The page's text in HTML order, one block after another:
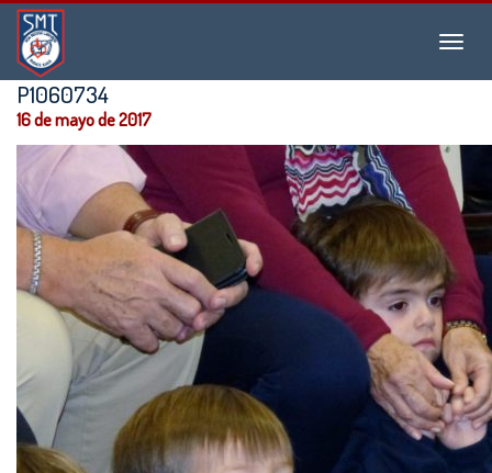
Menu
Instituto
San
Martín
de
P1060734
16 de mayo de 2017